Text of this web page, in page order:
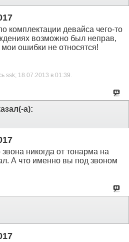
комплектации девайса чего-то
возможно был неправ,
ошибки не относятся!
ssk; 18.07.2013 в 01:39.
а):
никогда от тонарма на
А что именно вы под звоном